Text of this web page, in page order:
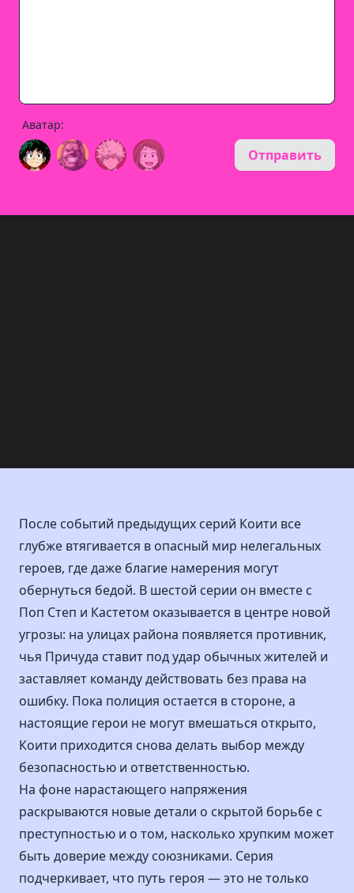
Аватар:
Отправить
После событий предыдущих серий Коити все
глубже втягивается в опасный мир нелегальных
героев, где даже благие намерения могут
обернуться бедой. В шестой серии он вместе с
Поп Степ и Кастетом оказывается в центре новой
угрозы: на улицах района появляется противник,
чья Причуда ставит под удар обычных жителей и
заставляет команду действовать без права на
ошибку. Пока полиция остается в стороне, а
настоящие герои не могут вмешаться открыто,
Коити приходится снова делать выбор между
безопасностью и ответственностью.
На фоне нарастающего напряжения
раскрываются новые детали о скрытой борьбе с
преступностью и о том, насколько хрупким может
быть доверие между союзниками. Серия
подчеркивает, что путь героя — это не только